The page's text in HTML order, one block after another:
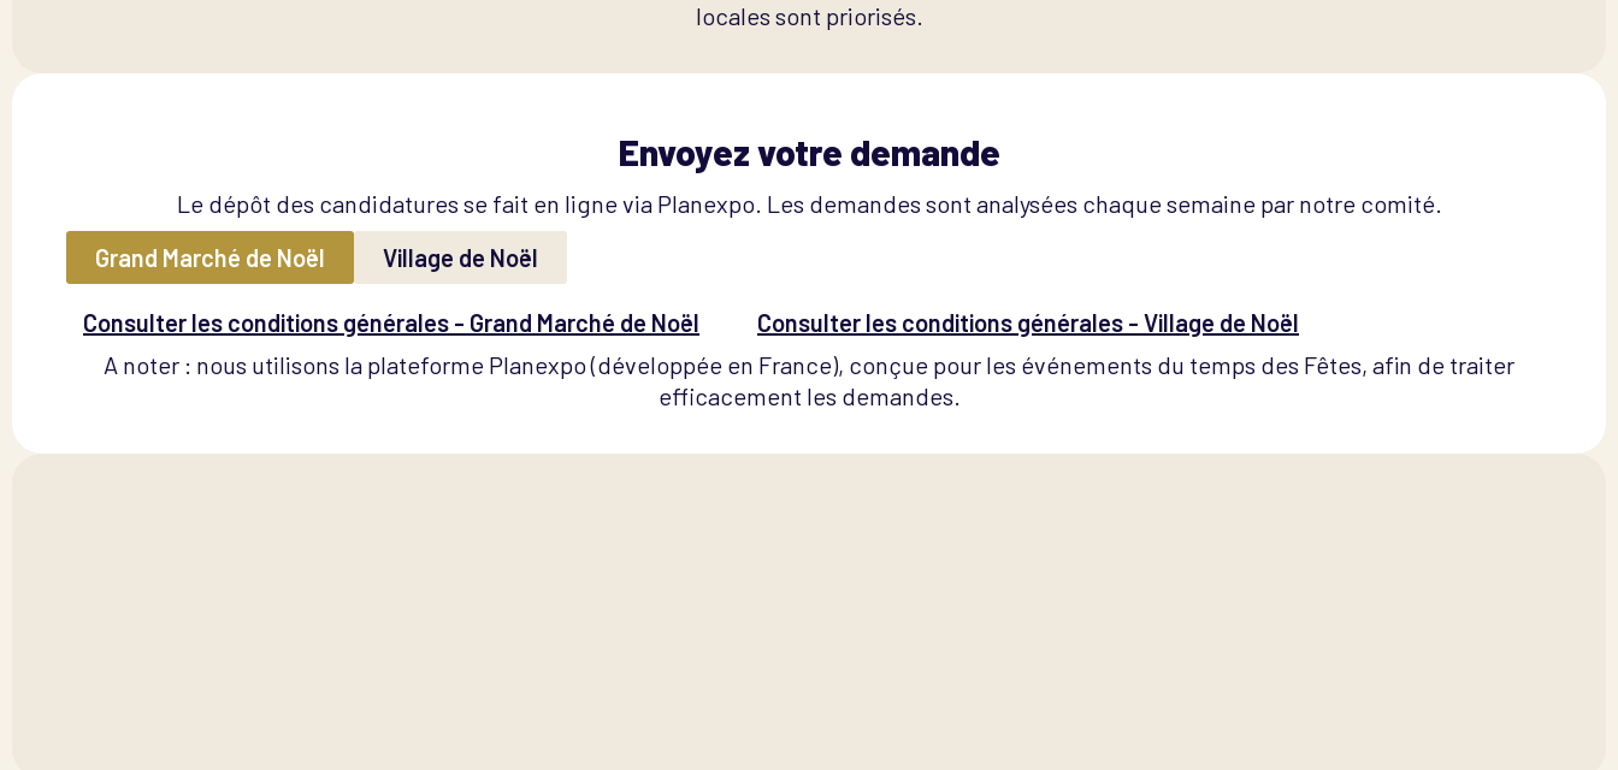
locales sont priorisés.
Envoyez votre demande
Le dépôt des candidatures se fait en ligne via Planexpo. Les demandes sont analysées chaque semaine par notre comité.
Grand Marché de Noël
Village de Noël
Consulter les conditions générales - Grand Marché de Noël
Consulter les conditions générales - Village de Noël
A noter : nous utilisons la plateforme Planexpo (développée en France), conçue pour les événements du temps des Fêtes, afin de traiter
efficacement les demandes.